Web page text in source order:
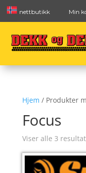
nettbutikk Min
Hjem / Produkter
Focus
Viser alle 3